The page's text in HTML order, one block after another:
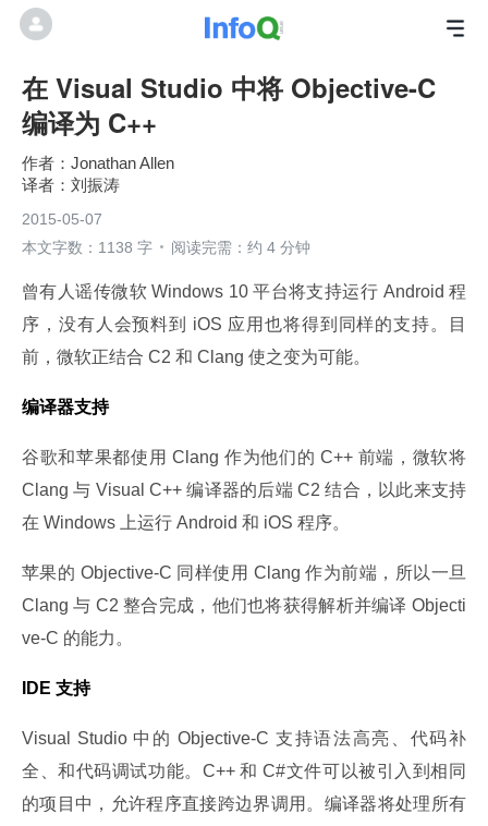
在 Visual Studio 中将 Objective-C
编译为 C++
Jonathan Allen
刘振涛
2015-05-07
本文字数：1138 字
阅读完需：约 4 分钟
曾有人谣传微软 Windows 10 平台将支持运行 Android 程
序，没有人会预料到 iOS 应用也将得到同样的支持。目
前，微软正结合 C2 和 Clang 使之变为可能。
编译器支持
谷歌和苹果都使用 Clang 作为他们的 C++ 前端，微软将
Clang 与 Visual C++ 编译器的后端 C2 结合，以此来支持
在 Windows 上运行 Android 和 iOS 程序。
苹果的 Objective-C 同样使用 Clang 作为前端，所以一旦
Clang 与 C2 整合完成，他们也将获得解析并编译 Objecti
ve-C 的能力。
IDE 支持
Visual Studio 中的 Objective-C 支持语法高亮、代码补
全、和代码调试功能。C++ 和 C#文件可以被引入到相同
的项目中，允许程序直接跨边界调用。编译器将处理所有